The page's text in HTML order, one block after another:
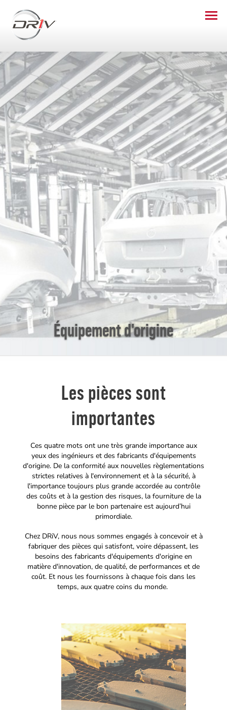
Équipement d'origine
Les pièces sont
importantes
Ces quatre mots ont une très grande importance aux
yeux des ingénieurs et des fabricants d'équipements
d'origine. De la conformité aux nouvelles règlementations
strictes relatives à l'environnement et à la sécurité, à
l'importance toujours plus grande accordée au contrôle
des coûts et à la gestion des risques, la fourniture de la
bonne pièce par le bon partenaire est aujourd’hui
primordiale.
Chez DRiV, nous nous sommes engagés à concevoir et à
fabriquer des pièces qui satisfont, voire dépassent, les
besoins des fabricants d'équipements d'origine en
matière d'innovation, de qualité, de performances et de
coût. Et nous les fournissons à chaque fois dans les
temps, aux quatre coins du monde.